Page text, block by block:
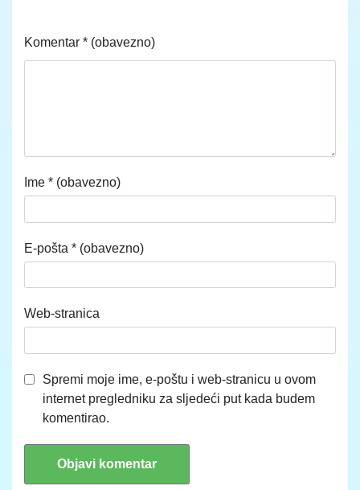
Komentar * (obavezno)
Ime * (obavezno)
E-pošta * (obavezno)
Web-stranica
Spremi moje ime, e-poštu i web-stranicu u ovom
internet pregledniku za sljedeći put kada budem
komentirao.